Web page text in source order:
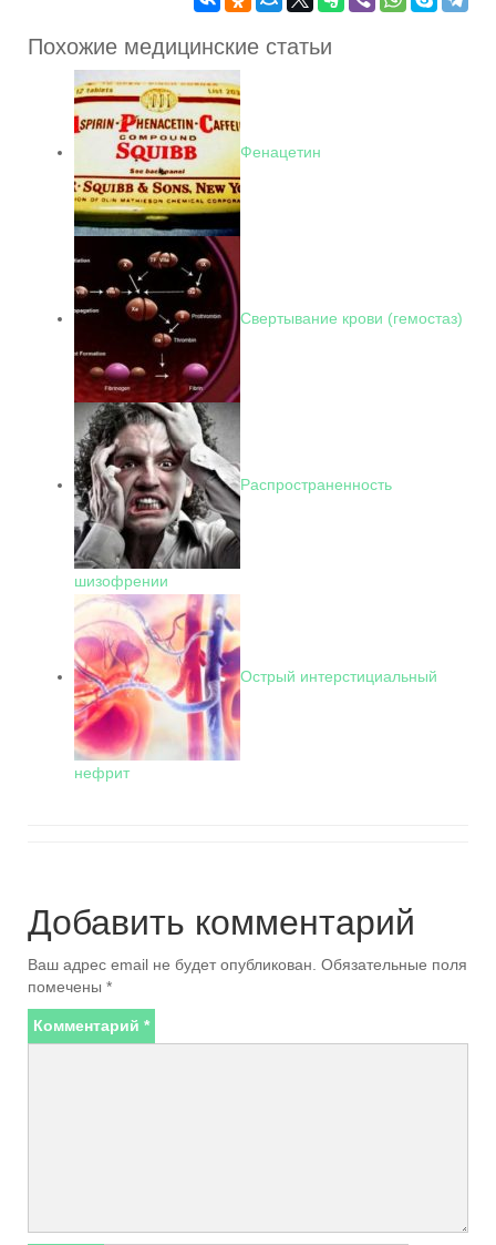
Похожие медицинские статьи
Фенацетин
Свертывание крови (гемостаз)
Распространенность
шизофрении
Острый интерстициальный
нефрит
Добавить комментарий
Ваш адрес email не будет опубликован. Обязательные поля
помечены *
Комментарий *